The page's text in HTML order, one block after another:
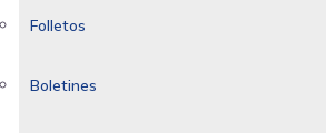
Folletos
Boletines